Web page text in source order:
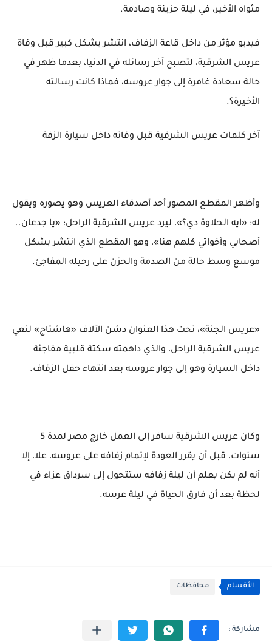
مثواه الأخير، في ليلة حزينة وصادمة.
فيديو مؤثر من داخل قاعة الزفاف، انتشر بشكل كبير قبل وفاة
عريس الشرقية، لتصبح آخر رسائله في الدنيا، بعدما ظهر في
حالة سعادة غامرة إلى جوار عروسه، فماذا كانت رسالته
الأخيرة؟.
آخر كلمات عريس الشرقية قبل وفاته داخل سيارة الزفة
وأظهر المقطع المصور أحد أصدقاء العريس وهو يصوره ويقول
له: «ايه الحلاوة دي؟»، ليرد عريس الشرقية الراحل: «يا جدعان..
أصحابي وأخواتي كلهم هنا»، وهو المقطع الذي انتشر بشكل
موسع وسط حالة من الصدمة والحزن على رحيله المفاجئ.
«عريس الجنة»، تحت هذا العنوان دشن الآلاف «هاشتاج» لنعي
عريس الشرقية الراحل، والذي داهمته سكتة قلبية مفاجئة
داخل السيارة وهو إلى جوار عروسه بعد انتهاء حفل الزفاف.
وكان عريس الشرقية سافر إلى العمل خارج مصر لمدة 5
سنوات، قبل أن يقرر العودة لإتمام زفافه على عروسه، علا، إلا
أنه لم يكن يعلم أن ليلة زفافه ستتحول إلى سرداق عزاء في
لحظة بعد أن فارق الحياة في ليلة عرسه.
الأقسام محافظات